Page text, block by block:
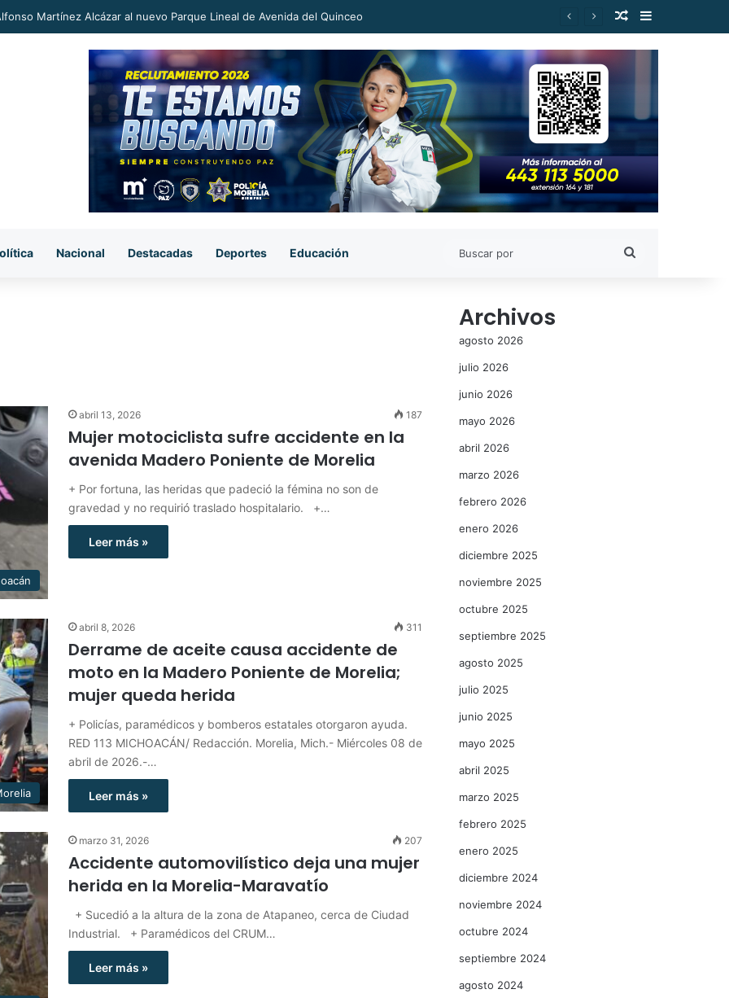
a proceso al «R1» por homicidio del ex alcalde Carlos Manzo Publicación al
Barra lateral
Nacional Destacadas Deportes Educación
abril 13, 2026 187
Mujer motociclista sufre accidente en la
avenida Madero Poniente de Morelia
+ Por fortuna, las heridas que padeció la fémina no son de
gravedad y no requirió traslado hospitalario. +…
Leer más »
abril 8, 2026 311
Derrame de aceite causa accidente de
moto en la Madero Poniente de Morelia;
mujer queda herida
+ Policías, paramédicos y bomberos estatales otorgaron ayuda.
RED 113 MICHOACÁN/ Redacción. Morelia, Mich.- Miércoles 08 de
abril de 2026.-…
Leer más »
marzo 31, 2026 207
Accidente automovilístico deja una mujer
herida en la Morelia-Maravatío
+ Sucedió a la altura de la zona de Atapaneo, cerca de Ciudad
Industrial. + Paramédicos del CRUM…
Leer más »
Archivos
agosto 2026
julio 2026
junio 2026
mayo 2026
abril 2026
marzo 2026
febrero 2026
enero 2026
diciembre 2025
noviembre 2025
octubre 2025
septiembre 2025
agosto 2025
julio 2025
junio 2025
mayo 2025
abril 2025
marzo 2025
febrero 2025
enero 2025
diciembre 2024
noviembre 2024
octubre 2024
septiembre 2024
agosto 2024